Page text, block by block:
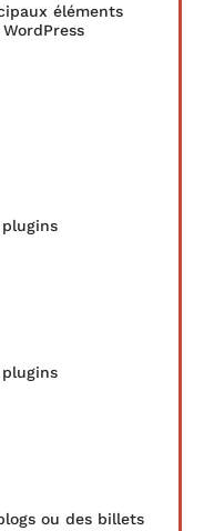
éléments
plugins
plugins
ou des billets